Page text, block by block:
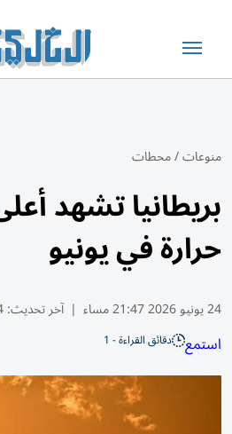
منوعات/محطات
بريطانيا تشهد
حرارة في يونيو
24 يونيو 2026 21:47 مساء | آخر تحديث:24
استمع دقائق القراءة - 1